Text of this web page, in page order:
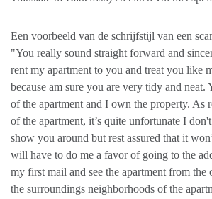
Een voorbeeld van de schrijfstijl van een
"You really sound straight forward and
rent my apartment to you and treat you like
because am sure you are very tidy and neat.
of the apartment and I own the property. As
of the apartment, it’s quite unfortunate I
show you around but rest assured that it
will have to do me a favor of going to the
my first mail and see the apartment from the
the surroundings neighborhoods of the